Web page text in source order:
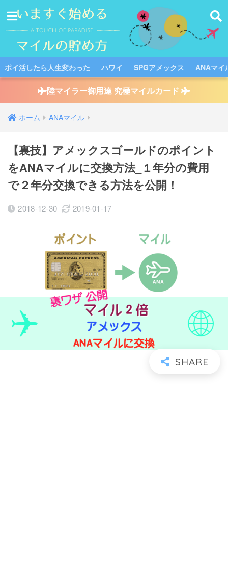
ポイ活したら人生変わった ハワイ SPGアメックス ANAマイ
陸マイラー御用達 究極マイルカード
ホーム ANAマイル
【裏技】アメックスゴールドのポイント
をANAマイルに交換方法_１年分の費用
で２年分交換できる方法を公開！
2018-12-30 2019-01-17